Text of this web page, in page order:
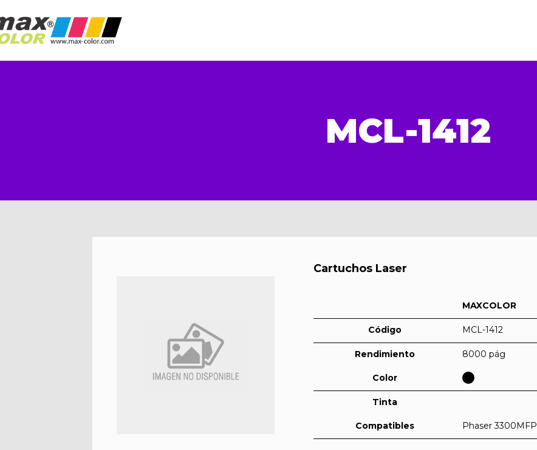
MCL-1412
Cartuchos Laser
MAXCOLOR
Código MCL-1412
Rendimiento 8000 pág
Color
Tinta
Compatibles Phaser 3300MFP